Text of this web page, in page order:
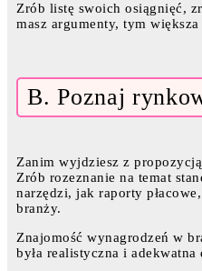
Zrób listę swoich osiągnięć,
masz argumenty, tym
B. Poznaj
Zanim wyjdziesz z
Zrób rozeznanie na temat
narzędzi, jak raporty
branży.
Znajomość wynagrodzeń w
była realistyczna i